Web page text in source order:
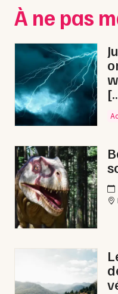
25 - Doubs
Choisir mes
Mon email
À ne pas